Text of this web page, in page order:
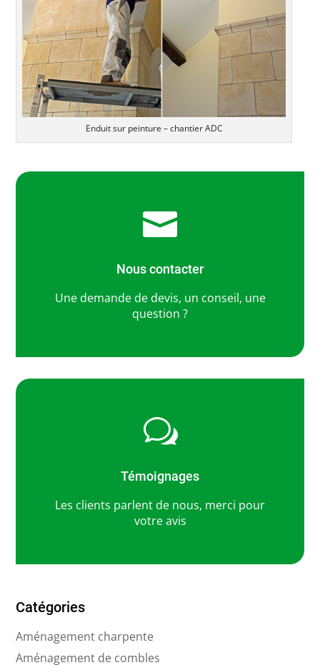
Enduit sur peinture – chantier ADC

Nous contacter
Une demande de devis, un conseil, une
question ?
w
Témoignages
Les clients parlent de nous, merci pour
votre avis
Catégories
Aménagement charpente
Aménagement de combles